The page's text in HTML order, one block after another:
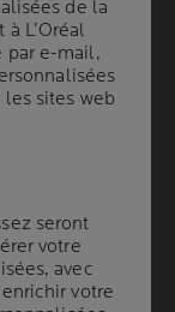
octobre 2025
personnes
(HPI)
, lesdifférents
pour les
de la
L’Oréal
par e-mail,
les sites web
seront
votre
avec
votre
de la
L’Oréal
par e-mail,
les sites web
seront
votre
avec
votre